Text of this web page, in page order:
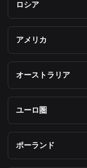
ロシア
アメリカ
オーストラリア
ユーロ圏
ポーランド